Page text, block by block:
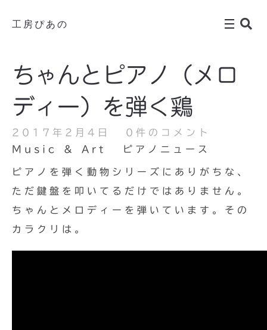
工房ぴあの
ちゃんとピアノ（メロ
ディー）を弾く鶏
2017年2月4日
0件のコメント
Music & Art
ピアノニュース
ピアノを弾く動物シリーズにありがちな、
ただ鍵盤を叩いてるだけではありません。
ちゃんとメロディーを弾いています。その
カラクリは。